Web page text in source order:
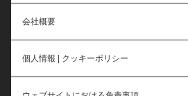
会社概要
個人情報 | クッキーポリシー